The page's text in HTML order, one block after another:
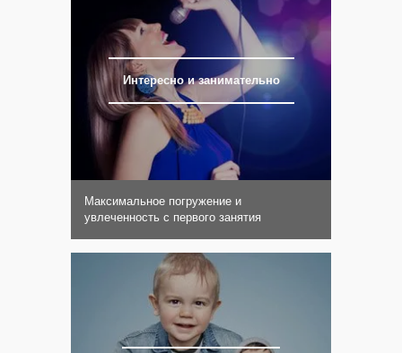
Интересно и занимательно
Максимальное погружение и
увлеченность с первого занятия